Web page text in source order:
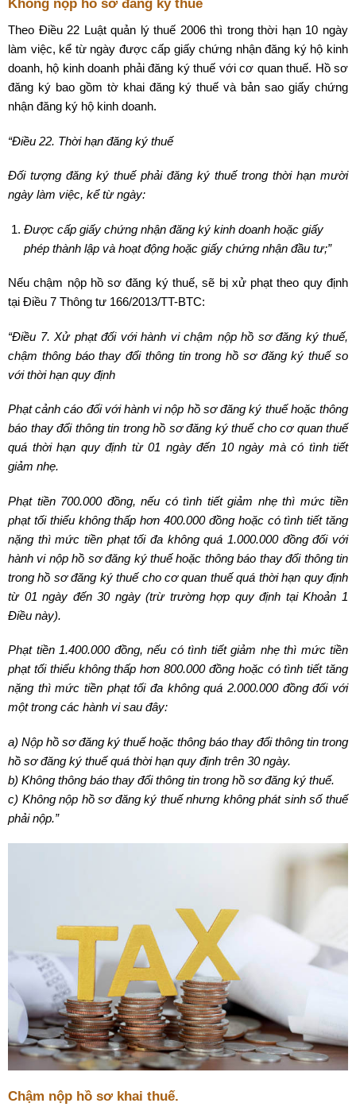
Không nộp hồ sơ đăng ký thuế
Theo Điều 22 Luật quản lý thuế 2006 thì trong thời hạn 10 ngày
làm việc, kể từ ngày được cấp giấy chứng nhận đăng ký hộ kinh
doanh, hộ kinh doanh phải đăng ký thuế với cơ quan thuế. Hồ sơ
đăng ký bao gồm tờ khai đăng ký thuế và bản sao giấy chứng
nhận đăng ký hộ kinh doanh.
“Điều 22. Thời hạn đăng ký thuế
Đối tượng đăng ký thuế phải đăng ký thuế trong thời hạn mười
ngày làm việc, kể từ ngày:
Được cấp giấy chứng nhận đăng ký kinh doanh hoặc giấy
phép thành lập và hoạt động hoặc giấy chứng nhận đầu tư;”
Nếu chậm nộp hồ sơ đăng ký thuế, sẽ bị xử phạt theo quy định
tại Điều 7 Thông tư 166/2013/TT-BTC:
“Điều 7. Xử phạt đối với hành vi chậm nộp hồ sơ đăng ký thuế,
chậm thông báo thay đổi thông tin trong hồ sơ đăng ký thuế so
với thời hạn quy định
Phạt cảnh cáo đối với hành vi nộp hồ sơ đăng ký thuế hoặc thông
báo thay đổi thông tin trong hồ sơ đăng ký thuế cho cơ quan thuế
quá thời hạn quy định từ 01 ngày đến 10 ngày mà có tình tiết
giảm nhẹ.
Phạt tiền 700.000 đồng, nếu có tình tiết giảm nhẹ thì mức tiền
phạt tối thiểu không thấp hơn 400.000 đồng hoặc có tình tiết tăng
nặng thì mức tiền phạt tối đa không quá 1.000.000 đồng đối với
hành vi nộp hồ sơ đăng ký thuế hoặc thông báo thay đổi thông tin
trong hồ sơ đăng ký thuế cho cơ quan thuế quá thời hạn quy định
từ 01 ngày đến 30 ngày (trừ trường hợp quy định tại Khoản 1
Điều này).
Phạt tiền 1.400.000 đồng, nếu có tình tiết giảm nhẹ thì mức tiền
phạt tối thiểu không thấp hơn 800.000 đồng hoặc có tình tiết tăng
nặng thì mức tiền phạt tối đa không quá 2.000.000 đồng đối với
một trong các hành vi sau đây:
a) Nộp hồ sơ đăng ký thuế hoặc thông báo thay đổi thông tin trong
hồ sơ đăng ký thuế quá thời hạn quy định trên 30 ngày.
b) Không thông báo thay đổi thông tin trong hồ sơ đăng ký thuế.
c) Không nộp hồ sơ đăng ký thuế nhưng không phát sinh số thuế
phải nộp.”
Chậm nộp hồ sơ khai thuế.